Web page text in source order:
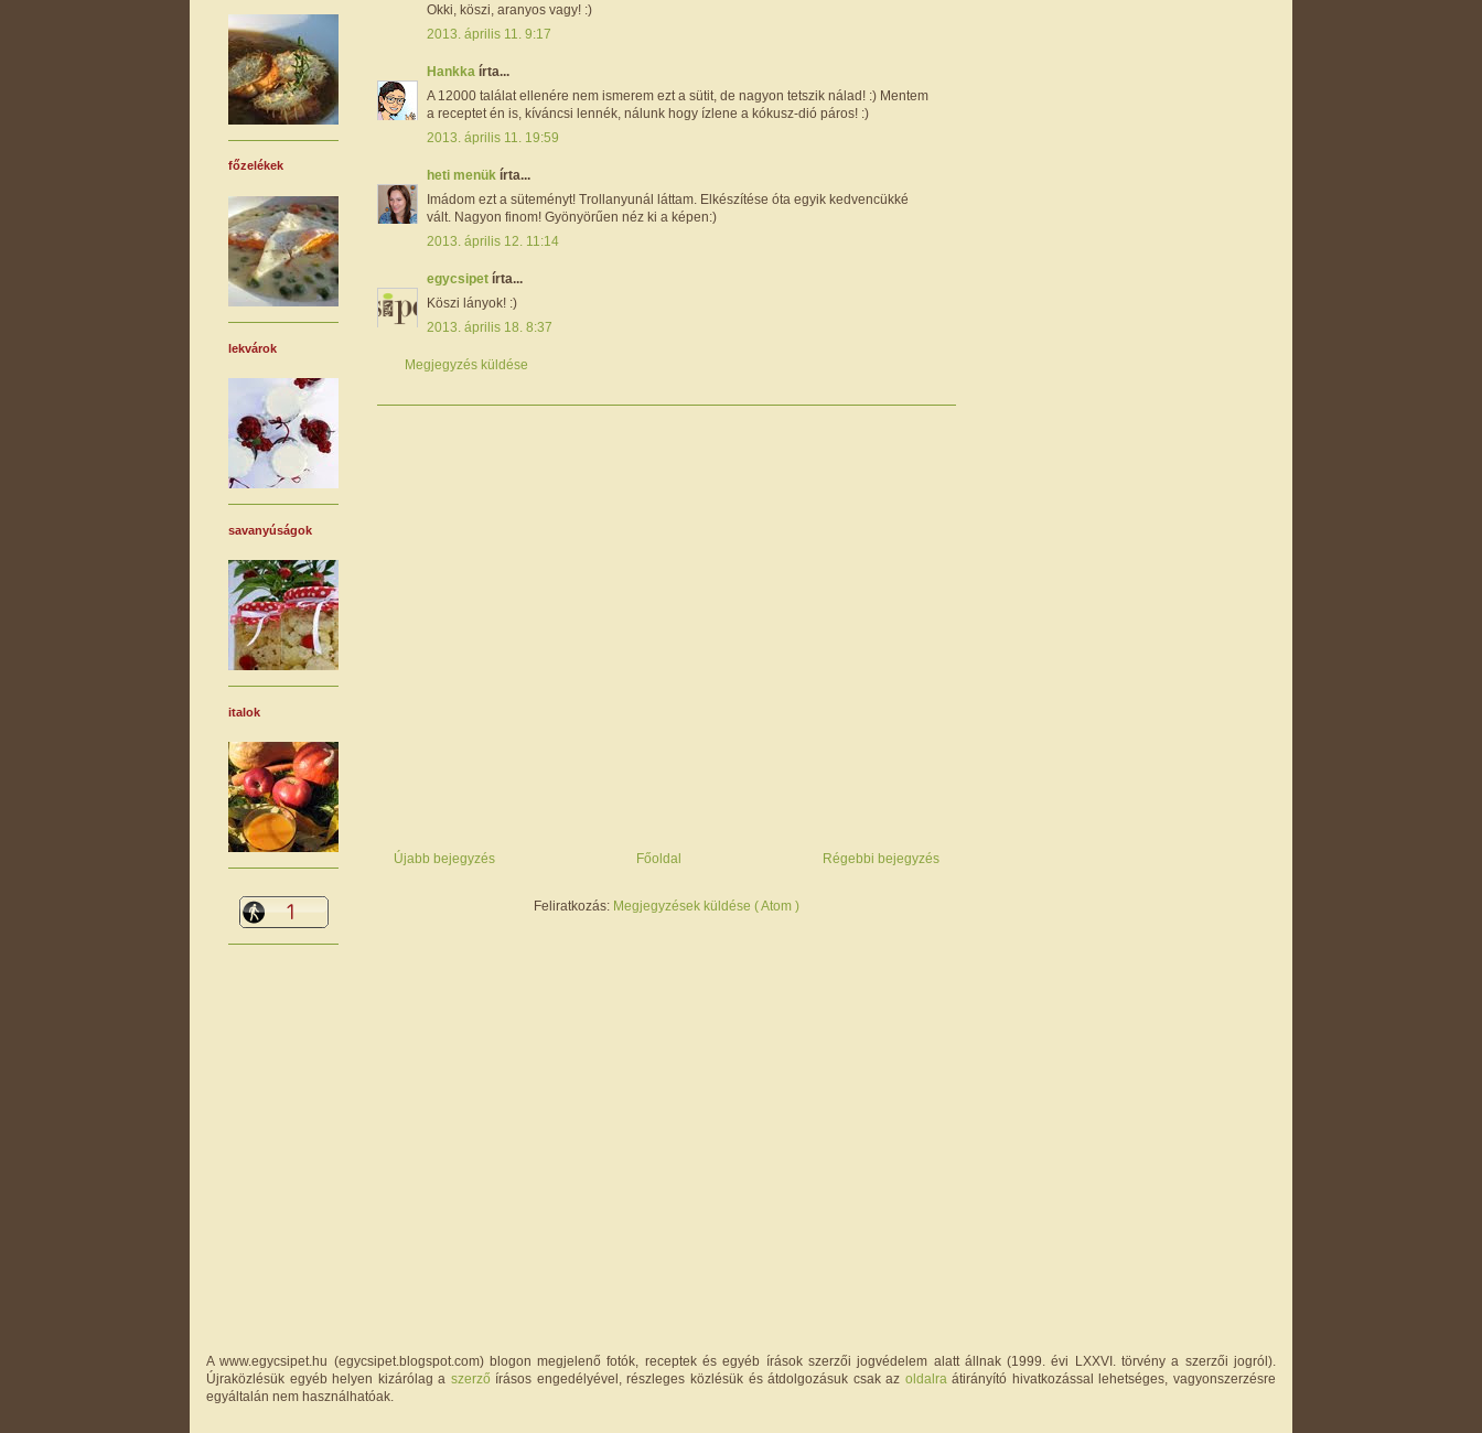
Okki, köszi, aranyos vagy! :)
2013. április 11. 9:17
Hankka írta...
A 12000 találat ellenére nem ismerem ezt a sütit, de nagyon tetszik nálad! :) Mentem
a receptet én is, kíváncsi lennék, nálunk hogy ízlene a kókusz-dió páros! :)
2013. április 11. 19:59
heti menük írta...
Imádom ezt a süteményt! Trollanyunál láttam. Elkészítése óta egyik kedvencükké
vált. Nagyon finom! Gyönyörűen néz ki a képen:)
2013. április 12. 11:14
egycsipet írta...
Köszi lányok! :)
2013. április 18. 8:37
Megjegyzés küldése
Újabb bejegyzés Régebbi bejegyzés
Főoldal
Feliratkozás: Megjegyzések küldése ( Atom )
főzelékek
lekvárok
savanyúságok
italok
A www.egycsipet.hu (egycsipet.blogspot.com) blogon megjelenő fotók, receptek és egyéb írások szerzői jogvédelem alatt állnak (1999. évi LXXVI. törvény a szerzői jogról).
Újraközlésük egyéb helyen kizárólag a szerző írásos engedélyével, részleges közlésük és átdolgozásuk csak az oldalraátirányító hivatkozással lehetséges, vagyonszerzésre
egyáltalán nem használhatóak.